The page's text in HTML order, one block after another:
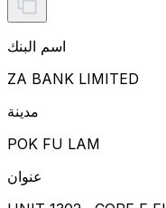
اسم البنك
ZA BANK LIMITED
مدينة
POK FU LAM
عنوان